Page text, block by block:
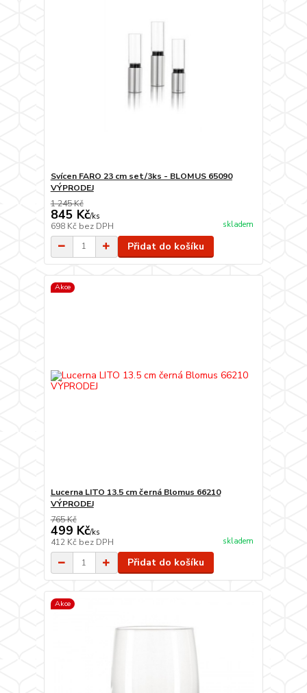
Svícen FARO 23 cm set/3ks - BLOMUS 65090
VÝPRODEJ
1 245 Kč
845 Kč/ks
698 Kč bez DPH skladem
Přidat do košíku
Akce
Lucerna LITO 13.5 cm černá Blomus 66210
VÝPRODEJ
765 Kč
499 Kč/ks
412 Kč bez DPH skladem
Přidat do košíku
Akce